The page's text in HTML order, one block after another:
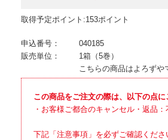
取得予定ポイント:153ポイント
申込番号：
040185
販売単位：
1箱（5巻）
こちらの商品はよろずや
この商品をご注文の際は、以下の点
・お客様ご都合のキャンセル・返品：
下記「注意事項」を必ずご確認くださ